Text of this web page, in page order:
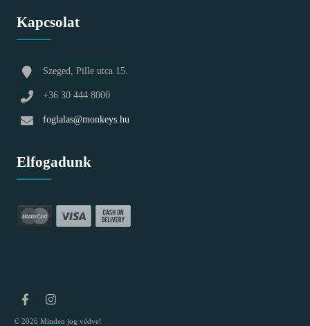
Kapcsolat
Szeged, Pille utca 15.
+36 30 444 8000
foglalas@monkeys.hu
Elfogadunk
© 2026 Minden jog védve!